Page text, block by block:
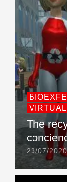
The
23/07/2020